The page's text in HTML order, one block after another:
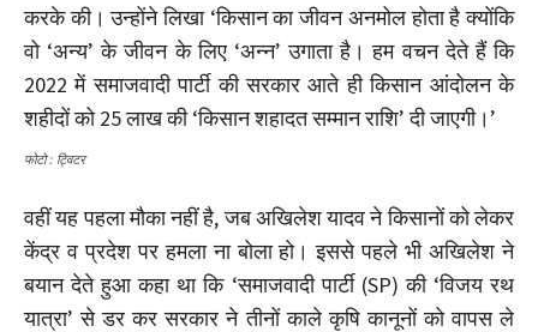
करके की। उन्होंने लिखा ‘किसान का जीवन अनमोल होता है क्योंकि
वो ‘अन्य’ के जीवन के लिए ‘अन्न’ उगाता है। हम वचन देते हैं कि
2022 में समाजवादी पार्टी की सरकार आते ही किसान आंदोलन के
शहीदों को 25 लाख की ‘किसान शहादत सम्मान राशि’ दी जाएगी।’
फोटो : ट्विटर
वहीं यह पहला मौका नहीं है, जब अखिलेश यादव ने किसानों को लेकर
केंद्र व प्रदेश पर हमला ना बोला हो। इससे पहले भी अखिलेश ने
बयान देते हुआ कहा था कि ‘समाजवादी पार्टी (SP) की ‘विजय रथ
यात्रा’ से डर कर सरकार ने तीनों काले कृषि कानूनों को वापस ले